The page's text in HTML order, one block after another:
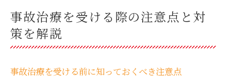
事故治療を受ける際の注意点と対
策を解説
事故治療を受ける前に知っておくべき注意点